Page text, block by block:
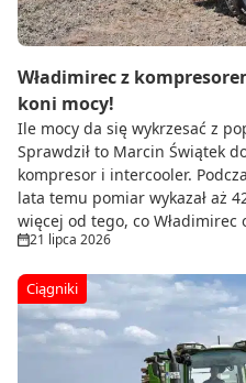
Władimirec z
koni mocy!
Ile mocy da się wykrzesać z
Sprawdził to Marcin Świątek
kompresor i intercooler.
lata temu pomiar wykazał aż
więcej od tego, co Władimirec
21 lipca 2026
Ciągniki